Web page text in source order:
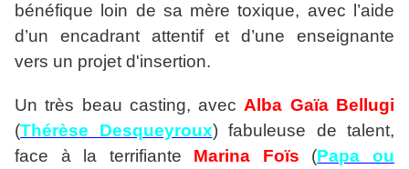
bénéfique loin de sa mère toxique, avec l’aide
d’un encadrant attentif et d’une enseignante
vers un projet d'insertion.
Un très beau casting, avec Alba Gaïa Bellugi
(Thérèse Desqueyroux) fabuleuse de talent,
face à la terrifiante Marina Foïs (Papa ou